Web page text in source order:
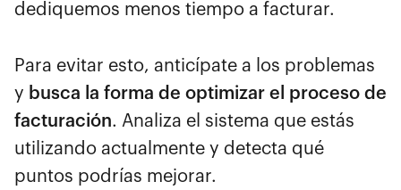
dediquemos menos tiempo a facturar.
Para evitar esto, anticípate a los problemas
y busca la forma de optimizar el proceso de
facturación. Analiza el sistema que estás
utilizando actualmente y detecta qué
puntos podrías mejorar.